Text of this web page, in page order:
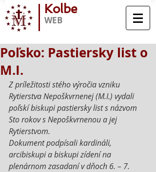
Kolbe
WEB
Poľsko: Pastiersky list o
M.I.
Z príležitosti stého výročia vzniku
Rytierstva Nepoškvrnenej (M.I.) vydali
poľskí biskupi pastiersky list s názvom
Sto rokov s Nepoškvrnenou a jej
Rytierstvom.
Dokument podpísali kardináli,
arcibiskupi a biskupi zídení na
plenárnom zasadaní v dňoch 6. – 7.